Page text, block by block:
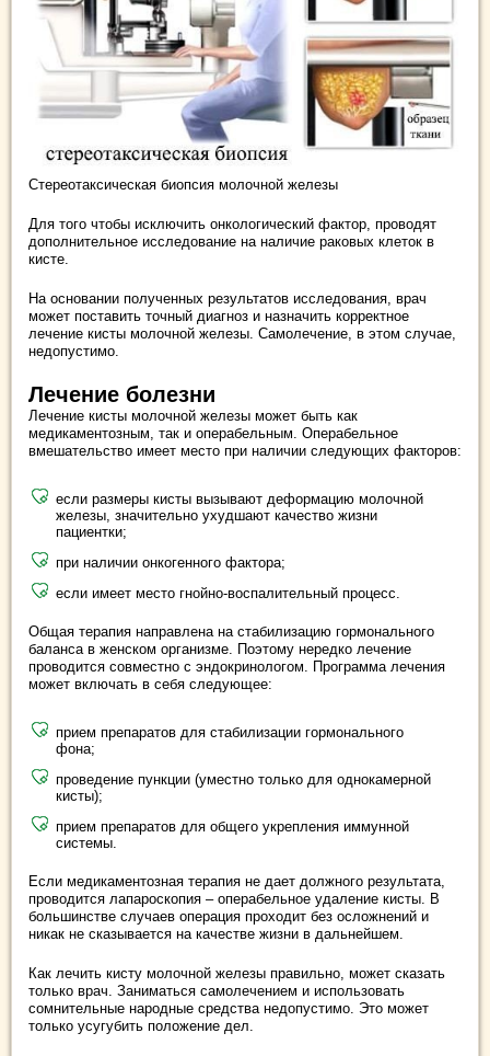
Стереотаксическая биопсия молочной железы
Для того чтобы исключить онкологический фактор, проводят
дополнительное исследование на наличие раковых клеток в
кисте.
На основании полученных результатов исследования, врач
может поставить точный диагноз и назначить корректное
лечение кисты молочной железы. Самолечение, в этом случае,
недопустимо.
Лечение болезни
Лечение кисты молочной железы может быть как
медикаментозным, так и операбельным. Операбельное
вмешательство имеет место при наличии следующих факторов:
если размеры кисты вызывают деформацию молочной
железы, значительно ухудшают качество жизни
пациентки;
при наличии онкогенного фактора;
если имеет место гнойно-воспалительный процесс.
Общая терапия направлена на стабилизацию гормонального
баланса в женском организме. Поэтому нередко лечение
проводится совместно с эндокринологом. Программа лечения
может включать в себя следующее:
прием препаратов для стабилизации гормонального
фона;
проведение пункции (уместно только для однокамерной
кисты);
прием препаратов для общего укрепления иммунной
системы.
Если медикаментозная терапия не дает должного результата,
проводится лапароскопия – операбельное удаление кисты. В
большинстве случаев операция проходит без осложнений и
никак не сказывается на качестве жизни в дальнейшем.
Как лечить кисту молочной железы правильно, может сказать
только врач. Заниматься самолечением и использовать
сомнительные народные средства недопустимо. Это может
только усугубить положение дел.